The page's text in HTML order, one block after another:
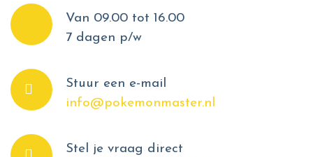
Van 09.00 tot 16.00
7 dagen p/w
Stuur een e-mail
info@pokemonmaster.nl
Stel je vraag direct